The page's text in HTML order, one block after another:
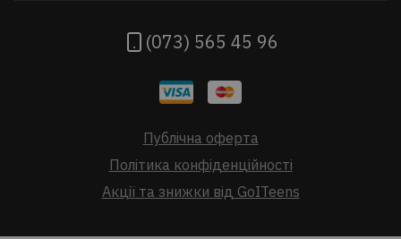
(073) 565 45 96
Публічна оферта
Політика конфіденційності
Акції та знижки від GoITeens